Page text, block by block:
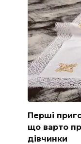
Перші
що варто
дівчинки